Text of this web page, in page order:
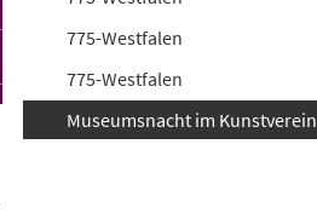
775-Westfalen
775-Westfalen
Museumsnacht im Kunstverein